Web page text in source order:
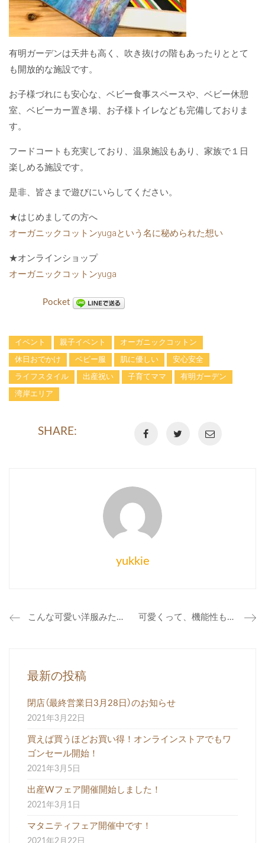
有明ガーデンは天井も高く、吹き抜けの階もあったりととて
も開放的な施設です。
お子様づれにも安心な、ベビー食事スペースや、ベビー休憩
室、ベビーカー置き場、お子様トイレなども完備しておりま
す。
フードコートも充実しており、温泉施設もあり、家族で１日
楽しめる施設です。
是非、皆さまで遊びにいらしてください。
★はじめましての方へ
オーガニックコットンyugaという名に秘められた想い
★オンラインショップ
オーガニックコットンyuga
Pocket
イベント 親子イベント オーガニックコットン
休日おでかけ ベビー服 肌に優しい 安心安全
ライフスタイル 出産祝い 子育てママ 有明ガーデン
湾岸エリア
SHARE:
yukkie
こんな可愛い洋服みたことない！ 可愛くって、機能性もばっちりな足つきロンパースのご案内！
最新の投稿
閉店（最終営業日3月28日）のお知らせ
2021年3月22日
買えば買うほどお買い得！オンラインストアでもワ
ゴンセール開始！
2021年3月5日
出産Wフェア開催開始しました！
2021年3月1日
マタニティフェア開催中です！
2021年2月22日